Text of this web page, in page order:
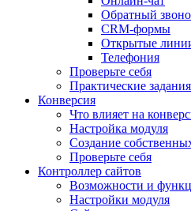
Обратный
CRM-формы
Открытые
Телефония
Проверьте себя
Практические задания
Конверсия
Что влияет на
Настройка модуля
Создание
Проверьте себя
Контроллер сайтов
Возможности и
Настройки модуля